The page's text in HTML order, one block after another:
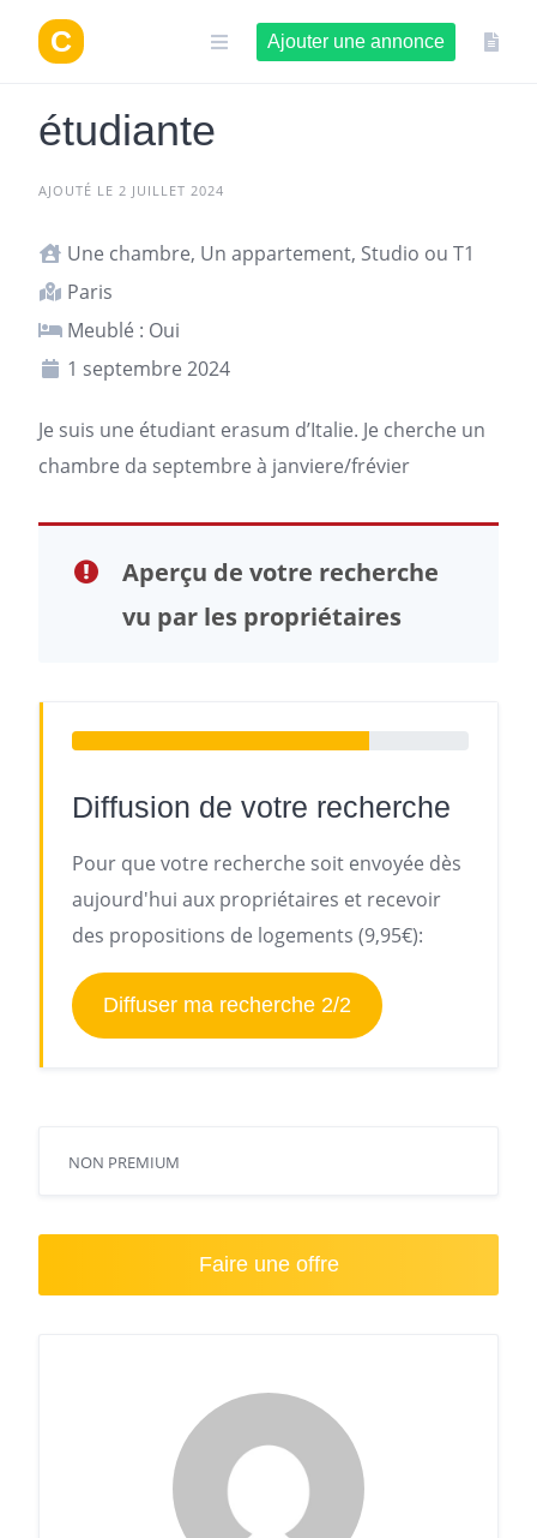
contenu
Ajouter une annonce
étudiante
AJOUTÉ LE 2 JUILLET 2024
Une chambre, Un appartement, Studio ou T1
Paris
Meublé : Oui
1 septembre 2024
Je suis une étudiant erasum d’Italie. Je cherche un
chambre da septembre à janviere/frévier
Aperçu de votre recherche
vu par les propriétaires
Diffusion de votre recherche
Pour que votre recherche soit envoyée dès
aujourd'hui aux propriétaires et recevoir
des propositions de logements (9,95€):
Diffuser ma recherche 2/2
NON PREMIUM
Faire une offre